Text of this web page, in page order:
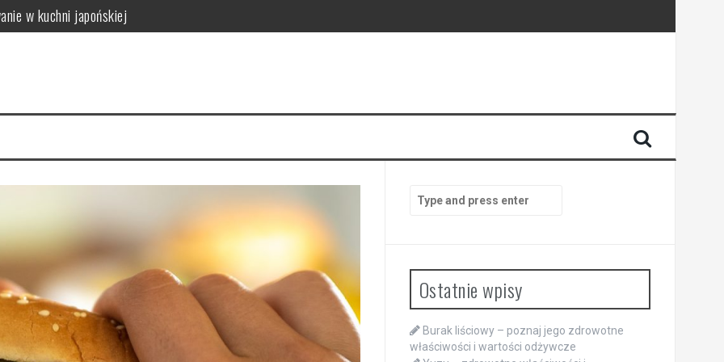
w kuchni japońskiej
w kuchni
właściwości i źródła
for:
Ostatnie wpisy
Burak liściowy – poznaj jego zdrowotne
właściwości i wartości odżywcze